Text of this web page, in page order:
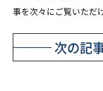
事を次々にご覧いただ
次の記